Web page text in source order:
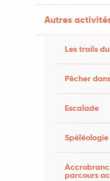
Autres
Les trails
Pêcher
Escalade
Spéléologie
parcours